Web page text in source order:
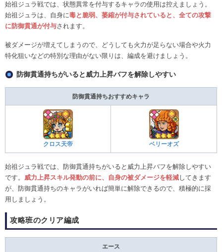
始祖ジュラ戦では、状態異常を付与するキャラの使用は控えましょう。
始祖ジュラは、自身に毒と脆弱、萎縮が付与されていると、全ての攻撃
に防御貫通が付与されます。
被ダメージが増えてしまうので、どうしても火力が足らない場合や火力
特化狙いなどの特別な理由がない限りは、編成を避けましょう。
防御貫通持ちがいると威力上昇バフを解除しやすい
防御貫通持ちおすすめキャラ
クロス天帝 ベリーオズ
始祖ジュラ戦では、防御貫通持ちがいると威力上昇バフを解除しやすい
です。 威力上昇スキル発動の前に、自身の被ダメージを軽減してきます
が、防御貫通持ちのキャラがいれば簡単に解除できるので、積極的に採
用しましょう。
攻略班のクリア編成
エース